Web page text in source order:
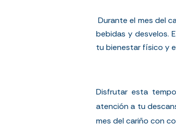
Durante el mes del
bebidas y desvelos.
tu bienestar físico y
Disfrutar esta
atención a tu
mes del cariño con